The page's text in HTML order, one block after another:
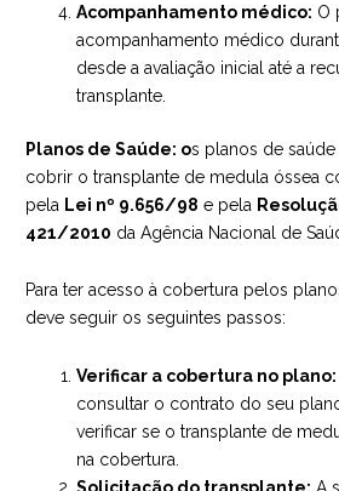
Acompanhamento médico: O
acompanhamento médico
desde a avaliação inicial até a
transplante.
Planos de Saúde: os planos de
cobrir o transplante de medula óssea
pela Lei nº 9.656/98 e pela
421/2010 da Agência Nacional de
Para ter acesso à cobertura pelos
deve seguir os seguintes passos:
Verificar a cobertura no plano:
consultar o contrato do seu
verificar se o transplante de
na cobertura.
Solicitação do transplante: A